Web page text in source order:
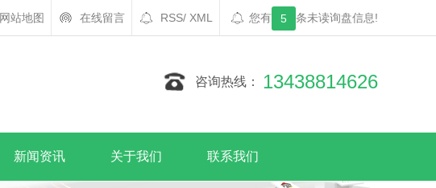
网站地图 在线留言 RSS/ XML 您有 5 条未读询盘信息!
咨询热线： 13438814626
新闻资讯 关于我们 联系我们